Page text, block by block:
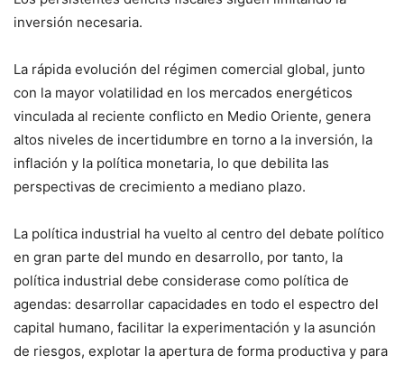
inversión necesaria.
La rápida evolución del régimen comercial global, junto
con la mayor volatilidad en los mercados energéticos
vinculada al reciente conflicto en Medio Oriente, genera
altos niveles de incertidumbre en torno a la inversión, la
inflación y la política monetaria, lo que debilita las
perspectivas de crecimiento a mediano plazo.
La política industrial ha vuelto al centro del debate político
en gran parte del mundo en desarrollo, por tanto, la
política industrial debe considerase como política de
agendas: desarrollar capacidades en todo el espectro del
capital humano, facilitar la experimentación y la asunción
de riesgos, explotar la apertura de forma productiva y para